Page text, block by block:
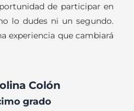
de participar en
lo dudes ni un segundo.
experiencia que cambiará
Colón
grado